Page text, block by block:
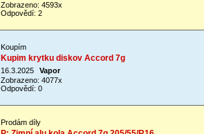
Zobrazeno: 4593x
Odpovědí: 2
Koupím
Kupim krytku diskov Accord 7g
16.3.2025
Vapor
Zobrazeno: 4077x
Odpovědí: 0
Prodám díly